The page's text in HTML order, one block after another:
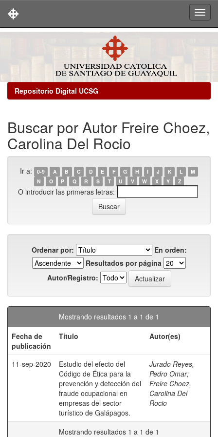
Repositorio Digital UCSG
Buscar por Autor Freire Choez,
Carolina Del Rocio
Ir a: 0-9 A B C D E F G H I J K L
M
N
O P Q R S T U V W X Y Z
O introducir las primeras letras:
Ordenar por:
En orden:
Resultados por página
Autor/Registro:
Mostrando resultados 1 a 1 de 1
Fecha de
publicación
Título Autor(es)
11-sep-2020
Estudio del efecto del
Código de Ética para la
prevención y detección del
fraude ocupacional en
empresas del sector
turístico de Galápagos.
Jurado Reyes,
Pedro Omar;
Freire Choez,
Carolina Del
Rocio
Mostrando resultados 1 a 1 de 1